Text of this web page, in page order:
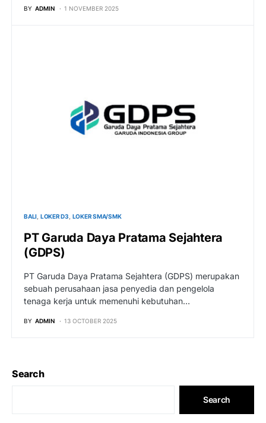
BY ADMIN 1 NOVEMBER 2025
BALI LOKER D3 LOKER SMA/SMK
PT Garuda Daya Pratama Sejahtera
(GDPS)
PT Garuda Daya Pratama Sejahtera (GDPS) merupakan
sebuah perusahaan jasa penyedia dan pengelola
tenaga kerja untuk memenuhi kebutuhan…
BY ADMIN 13 OCTOBER 2025
Search
Search